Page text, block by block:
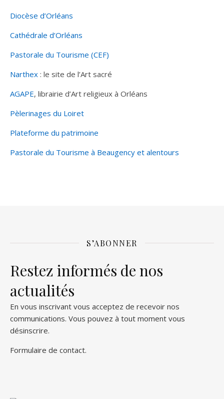
Diocèse d’Orléans
Cathédrale d’Orléans
Pastorale du Tourisme (CEF)
Narthex : le site de l’Art sacré
AGAPE, librairie d’Art religieux à Orléans
Pèlerinages du Loiret
Plateforme du patrimoine
Pastorale du Tourisme à Beaugency et alentours
S’ABONNER
Restez informés de nos
actualités
En vous inscrivant vous acceptez de recevoir nos
communications. Vous pouvez à tout moment vous
désinscrire.
Formulaire de contact.